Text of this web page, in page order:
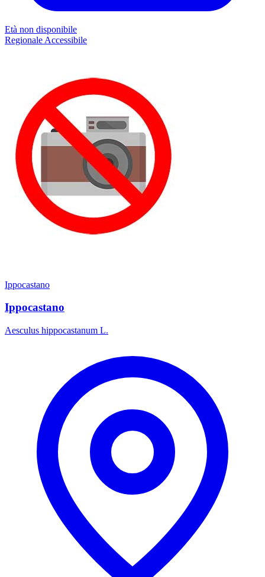
Età non disponibile
Regionale Accessibile
Ippocastano
Ippocastano
Aesculus hippocastanum L.